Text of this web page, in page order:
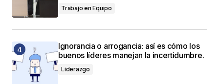
Trabajo en Equipo
Ignorancia o arrogancia: así es cómo los
buenos líderes manejan la incertidumbre.
Liderazgo